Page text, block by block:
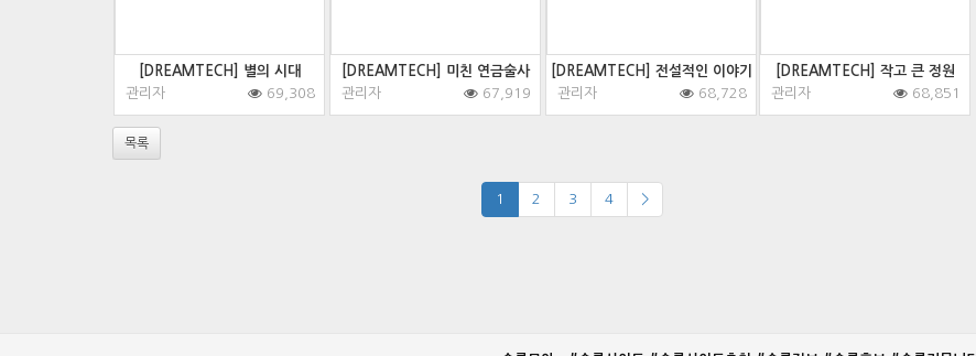
[DREAMTECH] 별의 시대
관리자
69,308
[DREAMTECH] 미친 연금술사
관리자
67,919
[DREAMTECH] 전설적인 이야기
관리자
68,728
[DREAMTECH] 작고 큰 정원
관리자
68,851
목록
1 2 3 4 >